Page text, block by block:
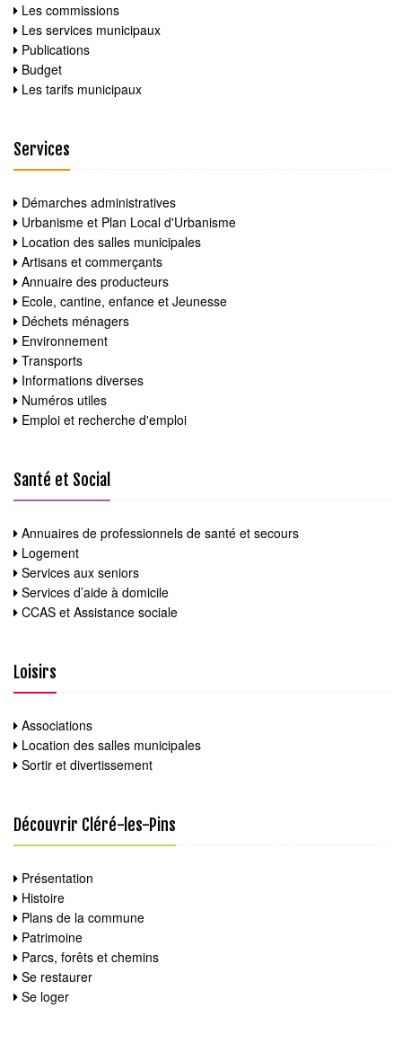
Les commissions
Les services municipaux
Publications
Budget
Les tarifs municipaux
Services
Démarches administratives
Urbanisme et Plan Local d'Urbanisme
Location des salles municipales
Artisans et commerçants
Annuaire des producteurs
Ecole, cantine, enfance et Jeunesse
Déchets ménagers
Environnement
Transports
Informations diverses
Numéros utiles
Emploi et recherche d'emploi
Santé et Social
Annuaires de professionnels de santé et secours
Logement
Services aux seniors
Services d’aide à domicile
CCAS et Assistance sociale
Loisirs
Associations
Location des salles municipales
Sortir et divertissement
Découvrir Cléré-les-Pins
Présentation
Histoire
Plans de la commune
Patrimoine
Parcs, forêts et chemins
Se restaurer
Se loger